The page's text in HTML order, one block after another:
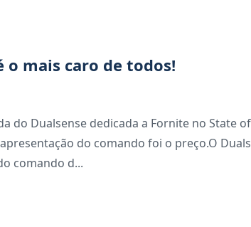
o mais caro de todos!
do Dualsense dedicada a Fornite no State
do comando foi o preço.O
comando d...